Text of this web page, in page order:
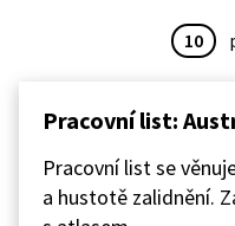
10
Pracovní list:
Pracovní list se
a hustotě zalidnění.